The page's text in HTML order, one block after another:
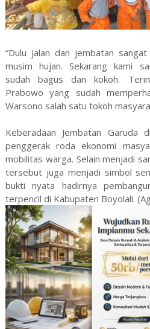
“Dulu jalan dan jembatan
musim hujan. Sekarang kami
sudah bagus dan kokoh.
Prabowo yang sudah
Warsono salah satu tokoh
Keberadaan Jembatan Garuda
penggerak roda ekonomi
mobilitas warga. Selain menjadi
tersebut juga menjadi simbol
bukti nyata hadirnya
terpencil di Kabupaten Boyolali.